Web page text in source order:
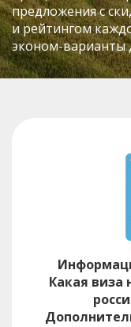
предложения с
и рейтингом
эконом-варианты
Какая виза